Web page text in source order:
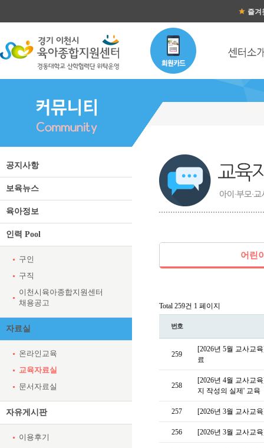
즐겨
공지사항
보육뉴스
육아정보
인력 Pool
구인
구직
이천시육아종합지원센터
채용공고
자료실
온라인교육
교육자료실
문서자료실
자유게시판
이용후기
어린
교육자료실 (어린이집지원)
Total 259건 1 페이지
번호
259
[2026년 5월 교사교
료
258
[2026년 4월 교사교
지 작성의 실제' 교육
257 [2026년 3월 교사교
256 [2026년 3월 교사교